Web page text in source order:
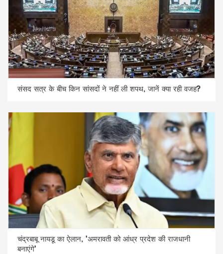
संसद सत्र के बीच किन सांसदों ने नहीं ली शपथ, जानें क्या रही वजह?
चंद्रबाबू नायडू का ऐलान, 'अमरावती को आंध्र प्रदेश की राजधानी
बनाएंगे'